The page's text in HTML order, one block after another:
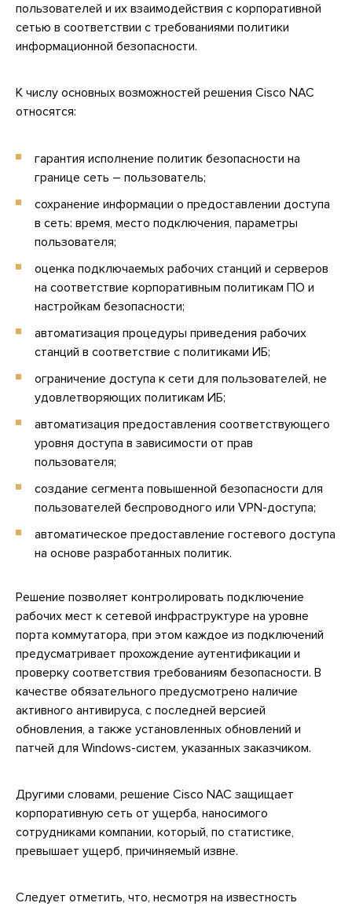
пользователей и их взаимодействия с корпоративной
сетью в соответствии с требованиями политики
информационной безопасности.
К числу основных возможностей решения Cisco NAC
относятся:
гарантия исполнение политик безопасности на
границе сеть – пользователь;
сохранение информации о предоставлении доступа
в сеть: время, место подключения, параметры
пользователя;
оценка подключаемых рабочих станций и серверов
на соответствие корпоративным политикам ПО и
настройкам безопасности;
автоматизация процедуры приведения рабочих
станций в соответствие с политиками ИБ;
ограничение доступа к сети для пользователей, не
удовлетворяющих политикам ИБ;
автоматизация предоставления соответствующего
уровня доступа в зависимости от прав
пользователя;
создание сегмента повышенной безопасности для
пользователей беспроводного или VPN-доступа;
автоматическое предоставление гостевого доступа
на основе разработанных политик.
Решение позволяет контролировать подключение
рабочих мест к сетевой инфраструктуре на уровне
порта коммутатора, при этом каждое из подключений
предусматривает прохождение аутентификации и
проверку соответствия требованиям безопасности. В
качестве обязательного предусмотрено наличие
активного антивируса, с последней версией
обновления, а также установленных обновлений и
патчей для Windows-систем, указанных заказчиком.
Другими словами, решение Cisco NAC защищает
корпоративную сеть от ущерба, наносимого
сотрудниками компании, который, по статистике,
превышает ущерб, причиняемый извне.
Следует отметить, что, несмотря на известность